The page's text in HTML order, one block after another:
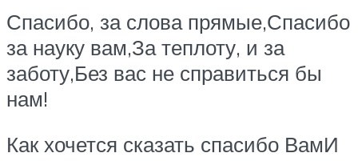
Спасибо, за слова прямые,Спасибо
за науку вам,За теплоту, и за
заботу,Без вас не справиться бы
нам!
Как хочется сказать спасибо ВамИ